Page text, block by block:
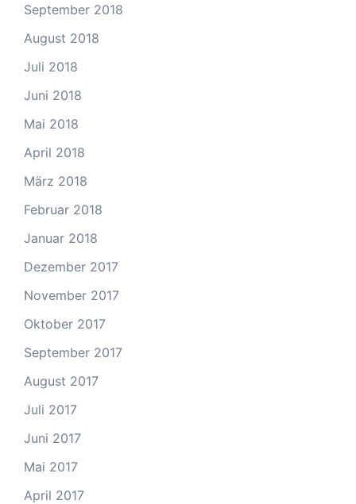
September 2018
August 2018
Juli 2018
Juni 2018
Mai 2018
April 2018
März 2018
Februar 2018
Januar 2018
Dezember 2017
November 2017
Oktober 2017
September 2017
August 2017
Juli 2017
Juni 2017
Mai 2017
April 2017